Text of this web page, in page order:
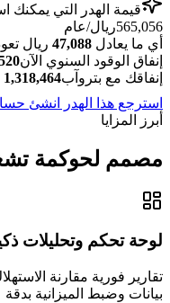
قيمة الهدر التي يمكنك
565,056ريال/عام
أي ما يعادل 47,088 ريال
إنفاق الوقود السنوي الآن
إنفاقك مع بتروآب1,318,464
استرجع هذا الهدر انشئ
أبرز المزايا
مصمم لحوكمة
لوحة تحكم وتحليلات
تقارير فورية مقارنة
بيانات وضبط الميزانية بدقة